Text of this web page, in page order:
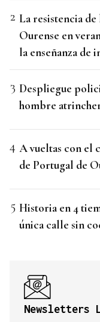
La resistencia de
Ourense en
la enseñanza de
Despliegue
hombre
A vueltas con el
de Portugal de
Historia en 4
única calle sin
Newsletters